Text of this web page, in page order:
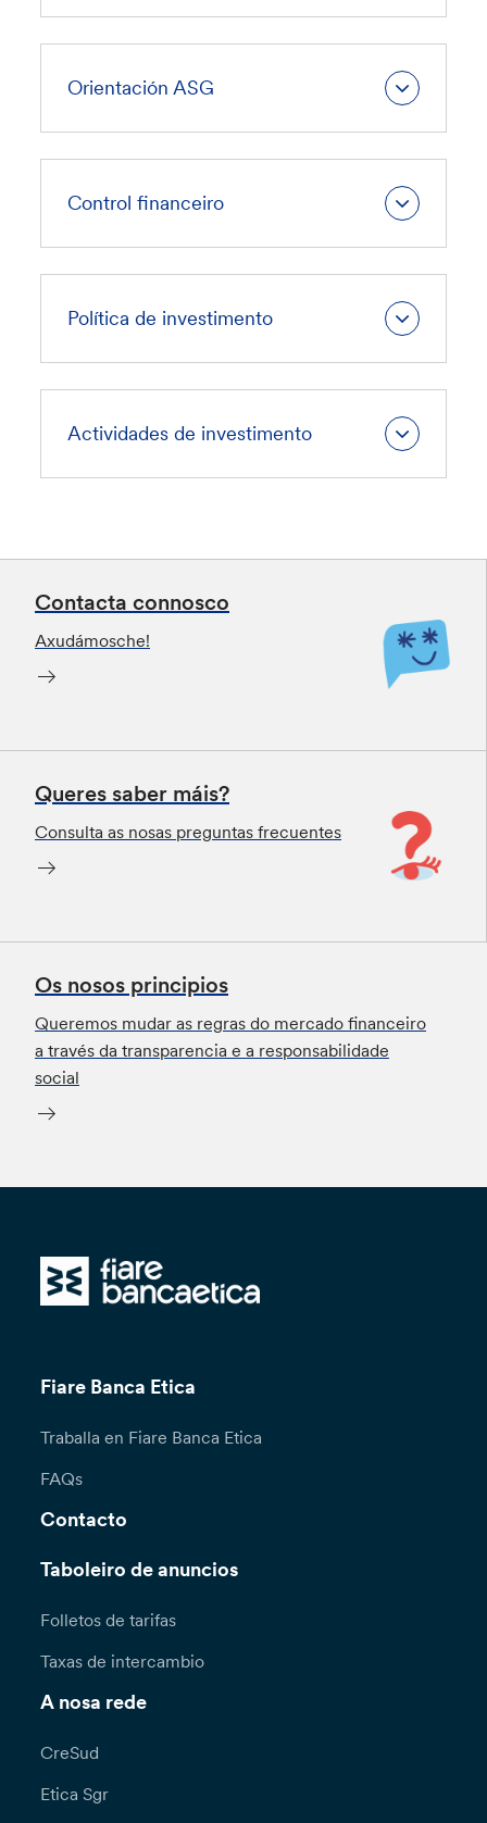
Orientación ASG
Control financeiro
Política de investimento
Actividades de investimento
Contacta connosco
Axudámosche!
Queres saber máis?
Consulta as nosas preguntas frecuentes
Os nosos principios
Queremos mudar as regras do mercado financeiro
a través da transparencia e a responsabilidade
social
Fiare Banca Etica
Traballa en Fiare Banca Etica
FAQs
Contacto
Taboleiro de anuncios
Folletos de tarifas
Taxas de intercambio
A nosa rede
CreSud
Etica Sgr